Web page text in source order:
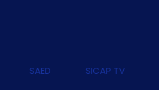
SAED SICAP TV